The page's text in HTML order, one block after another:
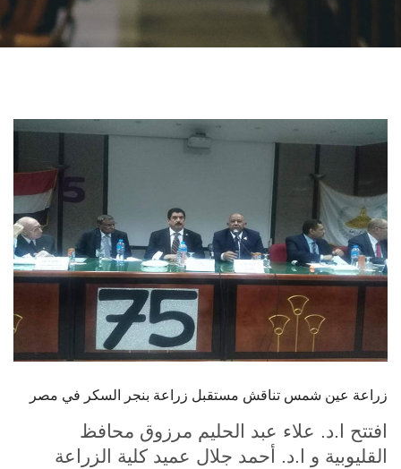
الأنظمة الذكية
تواصل معنا
الطلاب
هيئة التدريس
الدراسات العليا
الخريجين
زراعة عين شمس تناقش مستقبل زراعة بنجر السكر في مصر
افتتح ا.د. علاء عبد الحليم مرزوق محافظ
القليوبية و ا.د. أحمد جلال عميد كلية الزراعة